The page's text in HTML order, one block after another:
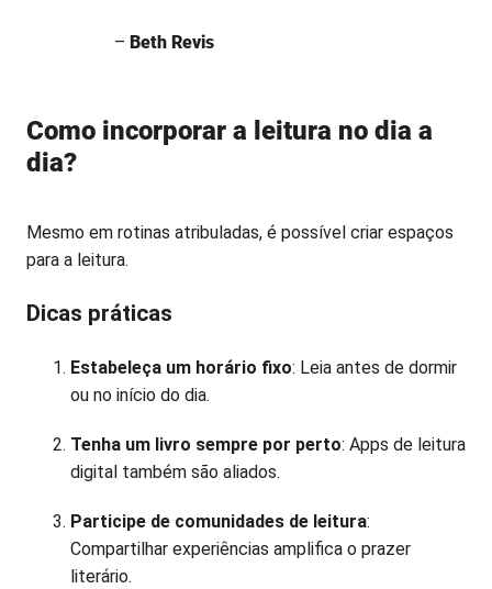
– Beth Revis
Como incorporar a leitura no dia a
dia?
Mesmo em rotinas atribuladas, é possível criar espaços
para a leitura.
Dicas práticas
Estabeleça um horário fixo: Leia antes de dormir
ou no início do dia.
Tenha um livro sempre por perto: Apps de leitura
digital também são aliados.
Participe de comunidades de leitura:
Compartilhar experiências amplifica o prazer
literário.